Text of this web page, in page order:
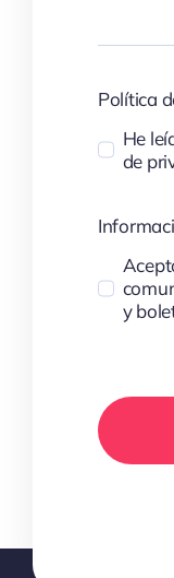
Política
He
de
y